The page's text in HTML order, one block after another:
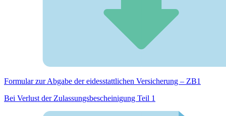
Formular zur Abgabe der eides­stattlichen Versicherung – ZB1
Bei Verlust der Zulassungsbescheinigung Teil 1